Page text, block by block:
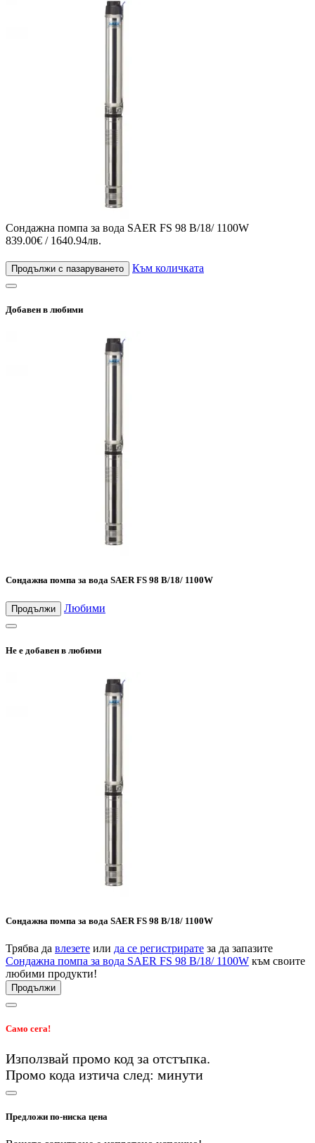
Сондажна помпа за вода SAER FS 98 B/18/ 1100W
839.00€ / 1640.94лв.
Продължи с пазаруването Към количката
Добавен в любими
Сондажна помпа за вода SAER FS 98 B/18/ 1100W
Продължи Любими
Не е добавен в любими
Сондажна помпа за вода SAER FS 98 B/18/ 1100W
Трябва да влезете или да се регистрирате за да запазите
Сондажна помпа за вода SAER FS 98 B/18/ 1100W към своите
любими продукти!
Продължи
Само сега!
Използвай промо код за отстъпка.
Промо кода изтича след: минути
Предложи по-ниска цена